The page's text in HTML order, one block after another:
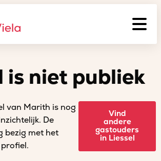
is niet publiek
van Marith is nog
De
bezig met het
Vind
andere
gastouders
in Liessel